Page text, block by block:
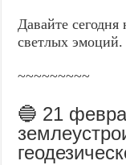
Давайте
светлых
~~~~~~~~~
🔵 21